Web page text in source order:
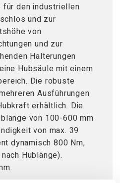
für den industriellen
und zur
von
und zur
Halterungen
Hubsäule mit einem
Die robuste
Ausführungen
erhältlich. Die
von 100-600 mm
von max. 39
dynamisch 800 Nm,
Hublänge).